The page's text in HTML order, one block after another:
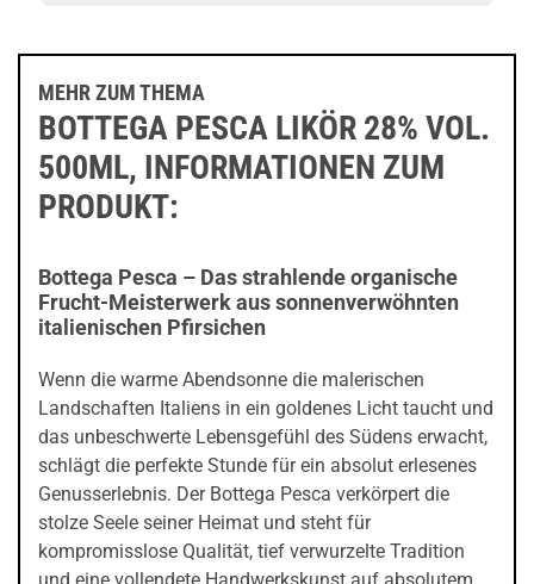
MEHR ZUM THEMA
BOTTEGA PESCA LIKÖR 28% VOL.
500ML, INFORMATIONEN ZUM
PRODUKT:
Bottega Pesca – Das strahlende organische
Frucht-Meisterwerk aus sonnenverwöhnten
italienischen Pfirsichen
Wenn die warme Abendsonne die malerischen
Landschaften Italiens in ein goldenes Licht taucht und
das unbeschwerte Lebensgefühl des Südens erwacht,
schlägt die perfekte Stunde für ein absolut erlesenes
Genusserlebnis. Der Bottega Pesca verkörpert die
stolze Seele seiner Heimat und steht für
kompromisslose Qualität, tief verwurzelte Tradition